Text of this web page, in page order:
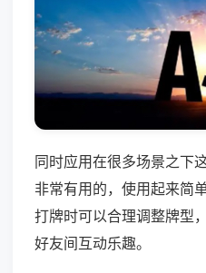
同时应用在很多场景之下
非常有用的，使用起来简
打牌时可以合理调整牌型
好友间互动乐趣。